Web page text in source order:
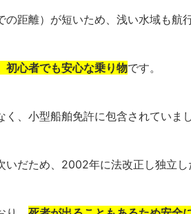
距離）が短いため、浅い水域も航
初心者でも安心な乗り物です。
、小型船舶免許に包含されていまし
いだため、2002年に法改正し独立し